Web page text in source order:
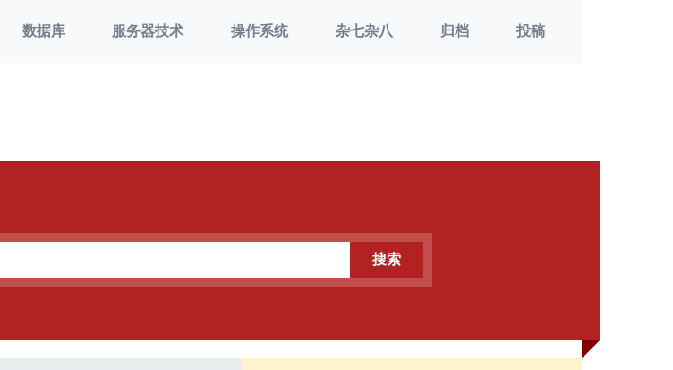
数据库 服务器技术 操作系统 杂七杂八 归档 投稿
搜索